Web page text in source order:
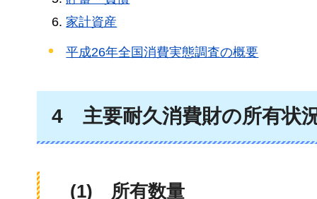
家計資産
平成26年全国消費実態調査の概要
4 主要耐久消費財の所有状
(1) 所有数量